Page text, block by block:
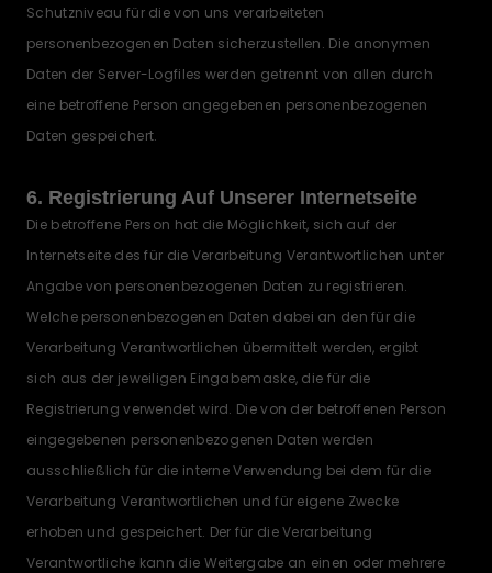
Schutzniveau für die von uns verarbeiteten
personenbezogenen Daten sicherzustellen. Die anonymen
Daten der Server-Logfiles werden getrennt von allen durch
eine betroffene Person angegebenen personenbezogenen
Daten gespeichert.
6. Registrierung Auf Unserer Internetseite
Die betroffene Person hat die Möglichkeit, sich auf der
Internetseite des für die Verarbeitung Verantwortlichen unter
Angabe von personenbezogenen Daten zu registrieren.
Welche personenbezogenen Daten dabei an den für die
Verarbeitung Verantwortlichen übermittelt werden, ergibt
sich aus der jeweiligen Eingabemaske, die für die
Registrierung verwendet wird. Die von der betroffenen Person
eingegebenen personenbezogenen Daten werden
ausschließlich für die interne Verwendung bei dem für die
Verarbeitung Verantwortlichen und für eigene Zwecke
erhoben und gespeichert. Der für die Verarbeitung
Verantwortliche kann die Weitergabe an einen oder mehrere